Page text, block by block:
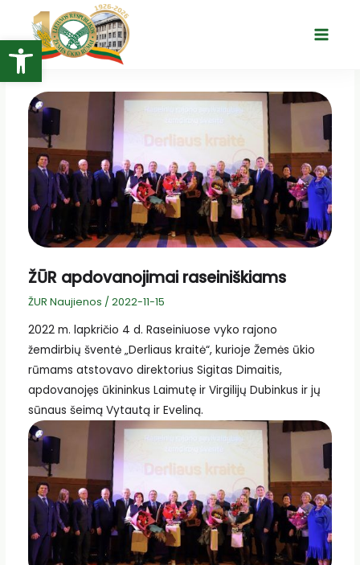
Open toolbar
turinio
Main
ŽŪR apdovanojimai raseiniškiams
ŽUR Naujienos / 2022-11-15
2022 m. lapkričio 4 d. Raseiniuose vyko rajono
žemdirbių šventė „Derliaus kraitė“, kurioje Žemės ūkio
rūmams atstovavo direktorius Sigitas Dimaitis,
apdovanojęs ūkininkus Laimutę ir Virgilijų Dubinkus ir jų
sūnaus šeimą Vytautą ir Eveliną.